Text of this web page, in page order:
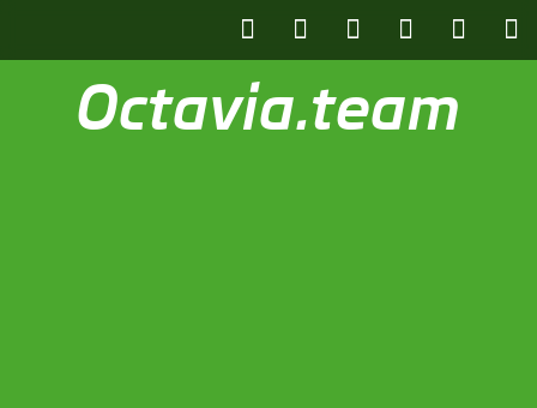
Octavia.team